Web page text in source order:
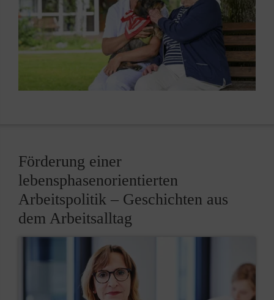
Förderung einer
lebensphasenorientierten
Arbeitspolitik – Geschichten aus
dem Arbeitsalltag